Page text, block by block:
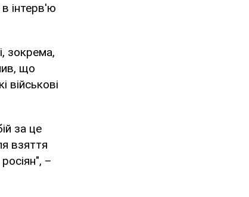
інтерв'ю
зокрема,
що
військові
за це
взяття
–